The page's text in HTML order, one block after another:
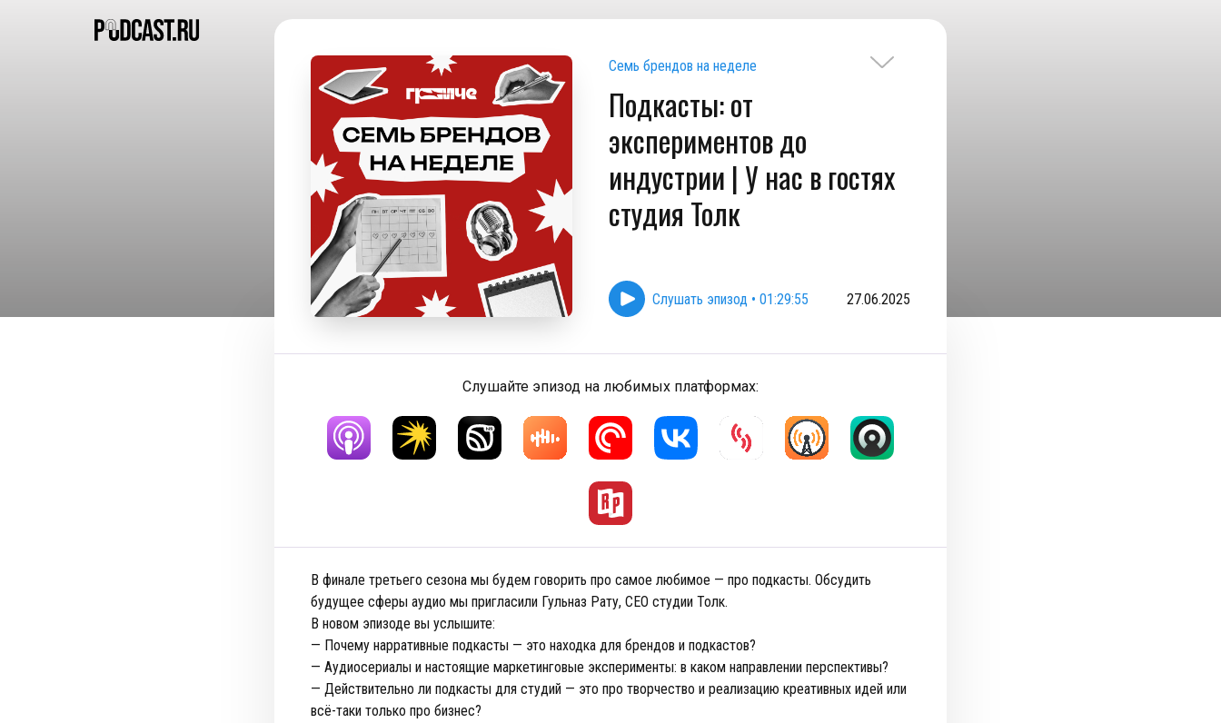
Семь брендов на неделе
Подкасты: от
экспериментов до
индустрии | У нас в гостях
студия Толк
Слушать эпизод • 01:29:55 27.06.2025
Слушайте эпизод на любимых платформах:
В финале третьего сезона мы будем говорить про самое любимое — про подкасты. Обсудить
будущее сферы аудио мы пригласили Гульназ Рату, СЕО студии Толк.
В новом эпизоде вы услышите:
— Почему нарративные подкасты — это находка для брендов и подкастов?
— Аудиосериалы и настоящие маркетинговые эксперименты: в каком направлении перспективы?
— Действительно ли подкасты для студий — это про творчество и реализацию креативных идей или
всё-таки только про бизнес?